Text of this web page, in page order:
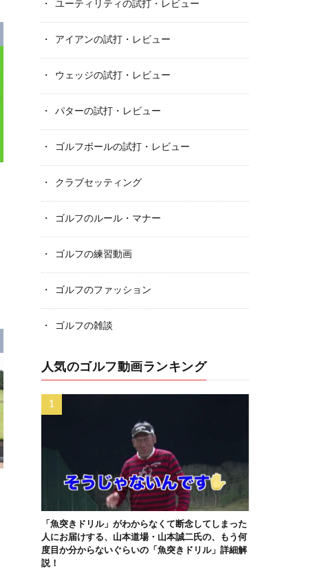
ユーティリティの試打・レビュー
アイアンの試打・レビュー
ウェッジの試打・レビュー
パターの試打・レビュー
ゴルフボールの試打・レビュー
クラブセッティング
ゴルフのルール・マナー
ゴルフの練習動画
ゴルフのファッション
ゴルフの雑談
人気のゴルフ動画ランキング
「魚突きドリル」がわからなくて断念してしまった
人にお届けする、山本道場・山本誠二氏の、もう何
度目か分からないぐらいの「魚突きドリル」詳細解
説！